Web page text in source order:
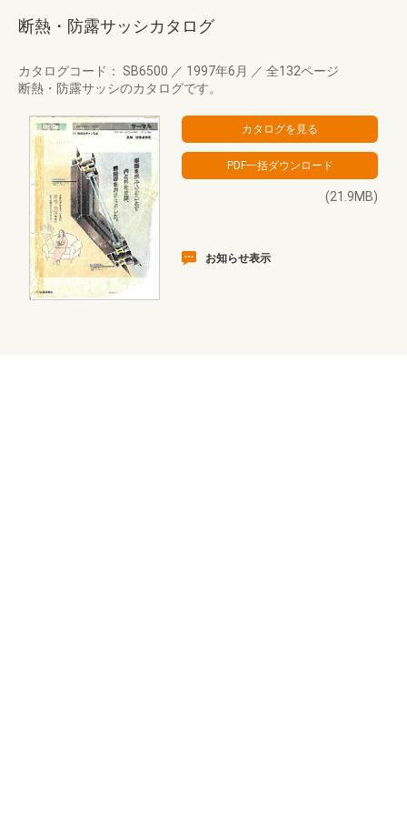
断熱・防露サッシカタログ
カタログコード： SB6500 ／ 1997年6月 ／ 全132ページ
断熱・防露サッシのカタログです。
(21.9MB)
お知らせ表示